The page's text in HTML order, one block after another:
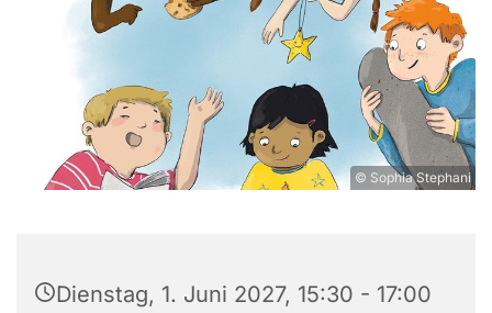
© Sophia Stephani
Dienstag, 1. Juni 2027, 15:30 - 17:00